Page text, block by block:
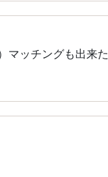
マッチングも出来た